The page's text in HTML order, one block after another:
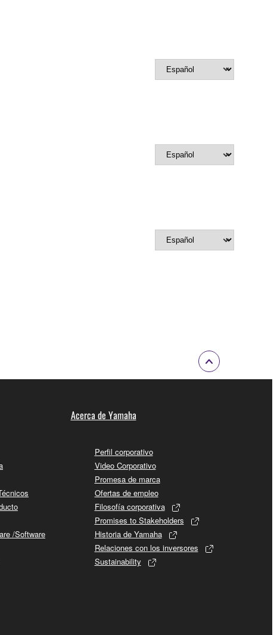
/Software
Acerca de Yamaha
Perfil corporativo
Video Corporativo
Promesa de marca
Ofertas de empleo
Filosofía corporativa
Promises to Stakeholders
Historia de Yamaha
Relaciones con los inversores
Sustainability